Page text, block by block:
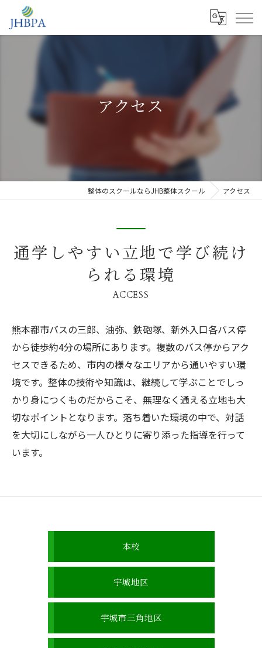
アクセス
整体のスクールならJHB整体スクール アクセス
通学しやすい立地で学び続け
られる環境
ACCESS
熊本都市バスの三郎、油弥、鉄砲塚、新外入口各バス停
から徒歩約4分の場所にあります。複数のバス停からアク
セスできるため、市内の様々なエリアから通いやすい環
境です。整体の技術や知識は、継続して学ぶことでしっ
かり身につくものだからこそ、無理なく通える立地も大
切なポイントとなります。落ち着いた環境の中で、対話
を大切にしながら一人ひとりに寄り添った指導を行って
います。
本校
宇城地区
宇城市三角地区